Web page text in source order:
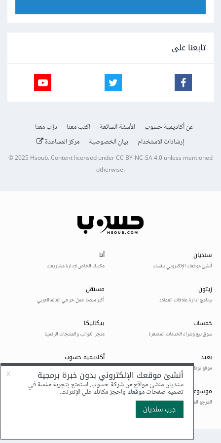
تابعنا على
عن أكاديمية حسوب الأسئلة الشائعة اكتب معنا
درّب معنا
إرشادات الاستخدام
بيان الخصوصية مركز المساعدة
© 2025Hsoub.Content licensed underCC BY-NC-SA 4.0unless mentioned
otherwise.